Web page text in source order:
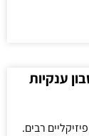
ענקיות
רבים.